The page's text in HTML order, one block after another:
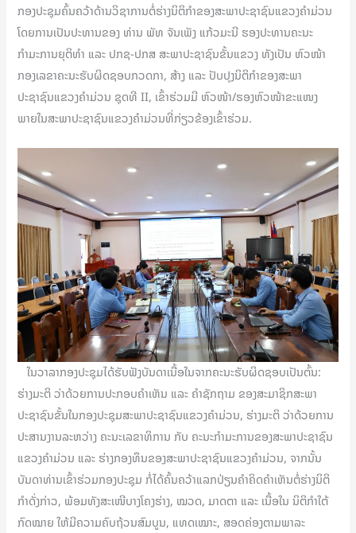
ກອງປະຊຸມຄົ້ນຄວ້າດ້ານວິຊາການຕໍ່ຮ່າງນິຕິກຳຂອງສະພາປະຊາຊົນແຂວງຄຳມ່ວນ
ໂດຍການເປັນປະທານຂອງ ທ່ານ ພັທ ຈັນເພັງ ແກ້ວມະນີ ຮອງປະທານຄະນະ
ກຳມະການຍຸຕິທຳ ແລະ ປກຊ-ປກສ ສະພາປະຊາຊົນຂັ້ນແຂວງ ທັງເປັນ ຫົວໜ້າ
ກອງເລຂາຄະນະຮັບຜິດຊອບກວດກາ, ສ້າງ ແລະ ປັບປຸງນິຕິກຳຂອງສະພາ
ປະຊາຊົນແຂວງຄຳມ່ວນ ຊຸດທີ II, ເຂົ້າຮ່ວມມີ ຫົວໜ້າ/ຮອງຫົວໜ້າຂະແໜງ
ພາຍໃນສະພາປະຊາຊົນແຂວງຄໍາມ່ວນທີ່ກ່ຽວຂ້ອງເຂົ້າຮ່ວມ.
ໃນວາລາກອງປະຊຸມໄດ້ຮັບຟັງບັນດາເນື້ອໃນຈາກຄະນະຮັບຜິດຊອບເປັນຕົ້ນ:
ຮ່າງມະຕິ ວ່າດ້ວຍການປະກອບຄຳເຫັນ ແລະ ຄຳຊັກຖາມ ຂອງສະມາຊິກສະພາ
ປະຊາຊົນຂັ້ນໃນກອງປະຊຸມສະພາປະຊາຊົນແຂວງຄຳມ່ວນ, ຮ່າງມະຕິ ວ່າດ້ວຍການ
ປະສານງານລະຫວ່າງ ຄະນະເລຂາທິການ ກັບ ຄະນະກຳມະການຂອງສະພາປະຊາຊົນ
ແຂວງຄຳມ່ວນ ແລະ ຮ່າງກອງທຶນຂອງສະພາປະຊາຊົນແຂວງຄຳມ່ວນ, ຈາກນັ້ນ
ບັນດາທ່ານເຂົ້າຮ່ວມກອງປະຊຸມ ກໍ່ໄດ້ຄົ້ນຄວ້າແລກປ່ຽນຄຳຄິດຄຳເຫັນຕໍ່ຮ່າງນິຕິ
ກຳດັ່ງກ່າວ, ພ້ອມທັງສະເໜີບາງໂຄງຮ່າງ, ໝວດ, ມາດຕາ ແລະ ເນື້ອໃນ ນິຕິກໍາໃຕ້
ກົດໝາຍ ໃຫ້ມີຄວາມຄົບຖ້ວນສົມບູນ, ແທດເໝາະ, ສອດຄ່ອງຕາມພາລະ